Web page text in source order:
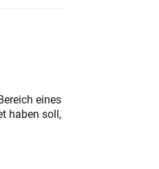
eines
haben soll,